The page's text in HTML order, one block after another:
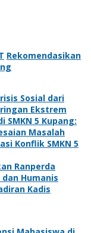
Rekomendasikan
Sosial dari
Ekstrem
SMKN 5 Kupang:
Masalah
Konflik SMKN 5
Ranperda
Humanis
Kadis